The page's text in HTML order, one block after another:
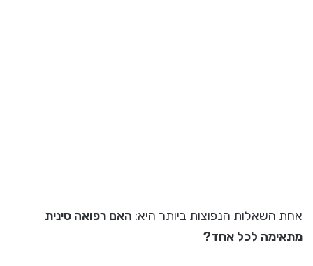
אחת השאלות הנפוצות ביותר היא: האם רפואה סינית
מתאימה לכל אחד?